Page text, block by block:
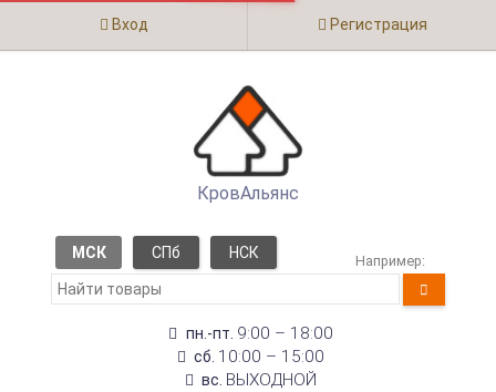
Вход Регистрация
КровАльянс
МСК СПб НСК Например:
пн.-пт. 9:00 – 18:00
сб. 10:00 – 15:00
вс. ВЫХОДНОЙ